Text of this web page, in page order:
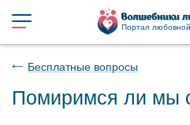
Портал
Бесплатные вопросы
Помиримся ли мы